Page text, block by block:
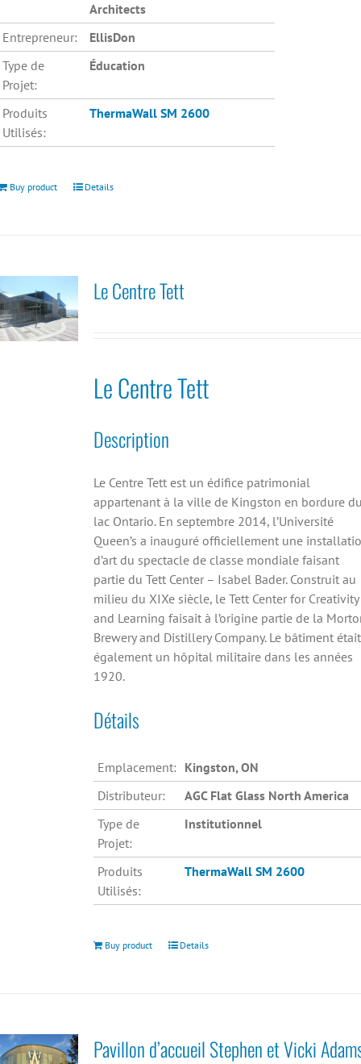
Architects
Entrepreneur:
EllisDon
Type de
Projet:
Éducation
Produits
Utilisés:
ThermaWall SM 2600
Buy product Details
Le Centre Tett
Le Centre Tett
Description
Le Centre Tett est un édifice patrimonial
appartenant à la ville de Kingston en bordure
lac Ontario. En septembre 2014, l’Université
Queen’s a inauguré officiellement une
d’art du spectacle de classe mondiale faisant
partie du Tett Center – Isabel Bader. Construit au
milieu du XIXe siècle, le Tett Center for Creativity
and Learning faisait à l’origine partie de la
Brewery and Distillery Company. Le bâtiment était
également un hôpital militaire dans les années
1920.
Détails
Emplacement: Kingston, ON
Distributeur:
AGC Flat Glass North America
Type de
Projet:
Institutionnel
Produits
Utilisés:
ThermaWall SM 2600
Buy product Details
Pavillon d’accueil Stephen et Vicki